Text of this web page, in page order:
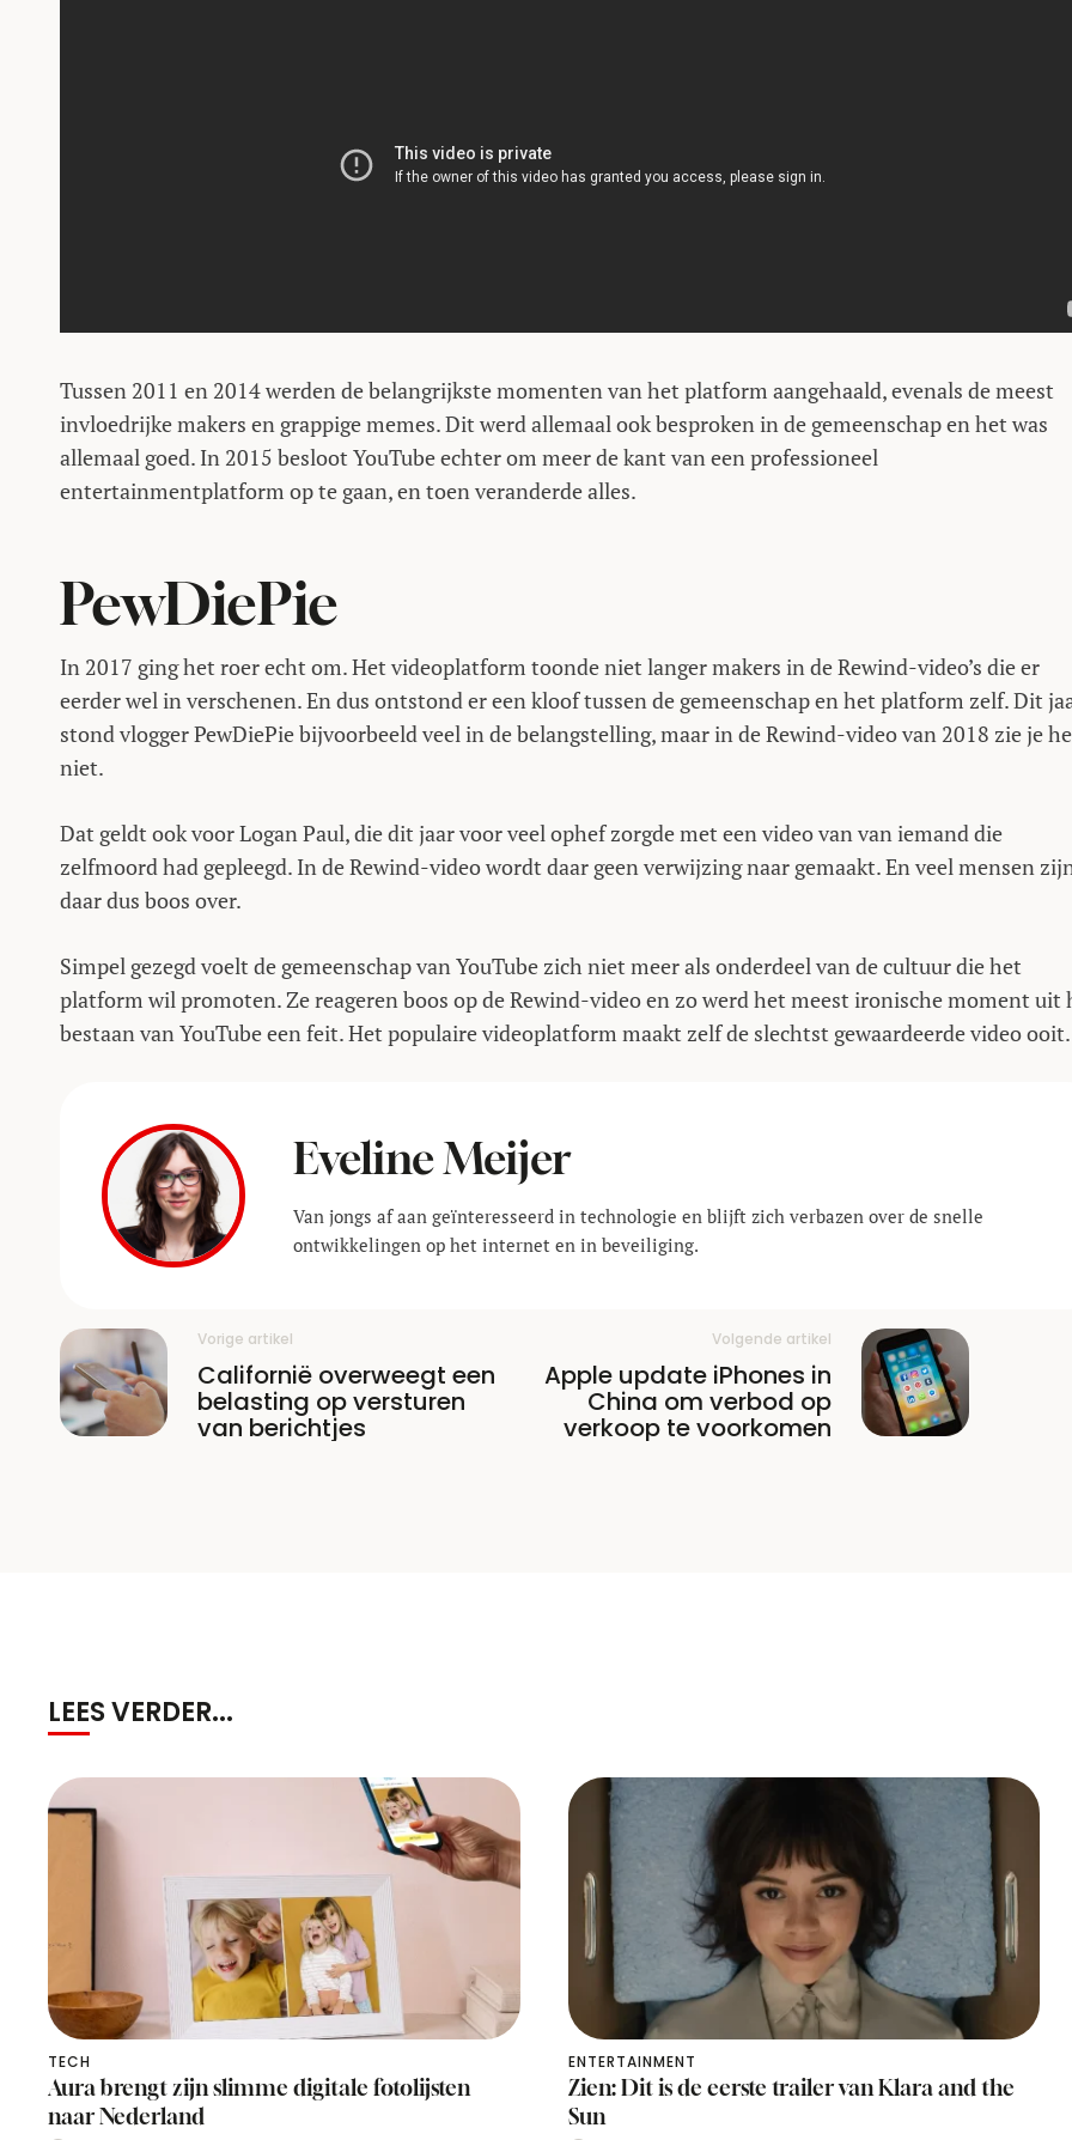
Tussen 2011 en 2014 werden de belangrijkste momenten van het platform aangehaald, evenals de meest
invloedrijke makers en grappige memes. Dit werd allemaal ook besproken in de gemeenschap en het was
allemaal goed. In 2015 besloot YouTube echter om meer de kant van een professioneel
entertainmentplatform op te gaan, en toen veranderde alles.
PewDiePie
In 2017 ging het roer echt om. Het videoplatform toonde niet langer makers in de Rewind-video’s die er
eerder wel in verschenen. En dus ontstond er een kloof tussen de gemeenschap en het platform zelf. Dit
stond vlogger PewDiePie bijvoorbeeld veel in de belangstelling, maar in de Rewind-video van 2018 zie je
niet.
Dat geldt ook voor Logan Paul, die dit jaar voor veel ophef zorgde met een video van van iemand die
zelfmoord had gepleegd. In de Rewind-video wordt daar geen verwijzing naar gemaakt. En veel mensen
daar dus boos over.
Simpel gezegd voelt de gemeenschap van YouTube zich niet meer als onderdeel van de cultuur die het
platform wil promoten. Ze reageren boos op de Rewind-video en zo werd het meest ironische moment uit
bestaan van YouTube een feit. Het populaire videoplatform maakt zelf de slechtst gewaardeerde video ooit.
Eveline Meijer
Van jongs af aan geïnteresseerd in technologie en blijft zich verbazen over de snelle
ontwikkelingen op het internet en in beveiliging.
Vorige artikel
Californië overweegt een
belasting op versturen
van berichtjes
Volgende artikel
Apple update iPhones in
China om verbod op
verkoop te voorkomen
LEES VERDER...
TECH
Aura brengt zijn slimme digitale fotolijsten
naar Nederland
ENTERTAINMENT
Zien: Dit is de eerste trailer van Klara and the
Sun